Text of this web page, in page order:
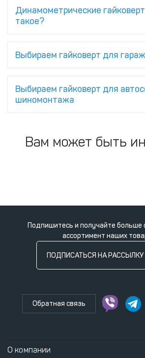
Динамометрические
такое?
Выбираем гайковерт для
Выбираем гайковерт для
шиномонтажа
Вам может быть
Подпишитесь и получайте больше
ассортимент наших
ПОДПИСАТЬСЯ НА РАССЫЛКУ
Обратная связь
О компании